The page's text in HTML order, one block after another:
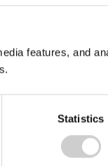
features, and
Statistics
entsorgt.
Sperrmüll